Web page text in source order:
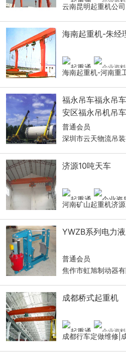
云南昆明起重机公司
海南起重机-朱经
海南起重机-河南重
福永吊车福永吊
安区福永吊机吊
普通会员
深圳市云天物流吊
济源10吨天车
河南矿山起重机济
YWZB系列电力
普通会员
焦作市虹旭制动器
成都桥式起重机
成都行车定做维修|